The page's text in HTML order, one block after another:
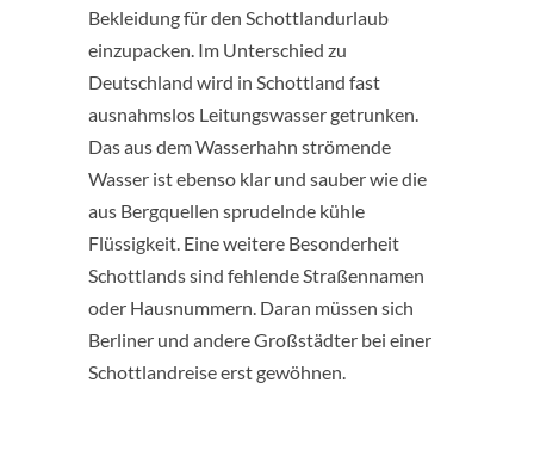
Bekleidung für den Schottlandurlaub
einzupacken. Im Unterschied zu
Deutschland wird in Schottland fast
ausnahmslos Leitungswasser getrunken.
Das aus dem Wasserhahn strömende
Wasser ist ebenso klar und sauber wie die
aus Bergquellen sprudelnde kühle
Flüssigkeit. Eine weitere Besonderheit
Schottlands sind fehlende Straßennamen
oder Hausnummern. Daran müssen sich
Berliner und andere Großstädter bei einer
Schottlandreise erst gewöhnen.